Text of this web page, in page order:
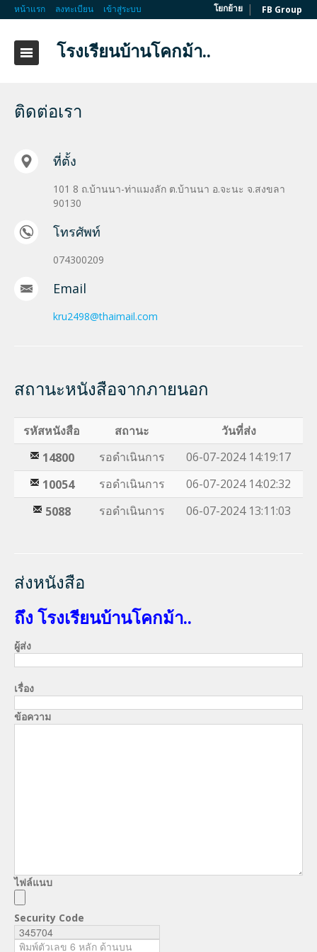
หน้าแรก ลงทะเบียน เข้าสู่ระบบ โยกย้าย | FB Group
โรงเรียนบ้านโคกม้า..
ติดต่อเรา
ที่ตั้ง
101 8 ถ.บ้านนา-ท่าแมงลัก ต.บ้านนา อ.จะนะ จ.สงขลา
90130
โทรศัพท์
074300209
Email
kru2498@thaimail.com
สถานะหนังสือจากภายนอก
รหัสหนังสือ สถานะ
วันที่ส่ง
14800
รอดำเนินการ
06-07-2024 14:19:17
10054
รอดำเนินการ
06-07-2024 14:02:32
5088
รอดำเนินการ 06-07-2024 13:11:03
ส่งหนังสือ
ถึง โรงเรียนบ้านโคกม้า..
ผู้ส่ง
เรื่อง
ข้อความ
ไฟล์แนบ
Security Code